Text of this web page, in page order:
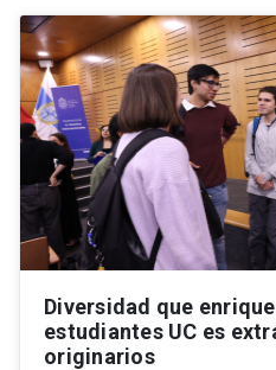
Diversidad que
estudiantes UC es
originarios